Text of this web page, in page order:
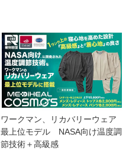
ワークマン、リカバリーウェア
最上位モデル　NASA向け温度調
節技術＋高級感